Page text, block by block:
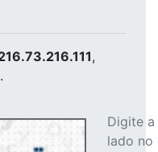
,
Digite
lado no